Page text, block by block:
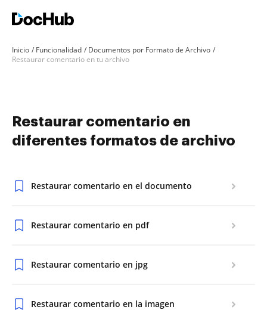
Inicio Funcionalidad
Documentos por Formato de Archivo
Restaurar comentario en tu archivo
Restaurar comentario en
diferentes formatos de archivo
Restaurar comentario en el documento
Restaurar comentario en pdf
Restaurar comentario en jpg
Restaurar comentario en la imagen